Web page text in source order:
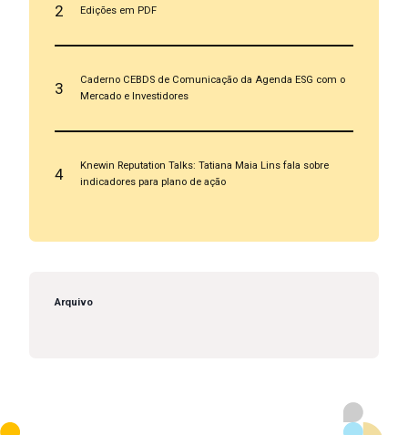
2 Edições em PDF
3
Caderno CEBDS de Comunicação da Agenda ESG com o
Mercado e Investidores
4
Knewin Reputation Talks: Tatiana Maia Lins fala sobre
indicadores para plano de ação
Arquivo